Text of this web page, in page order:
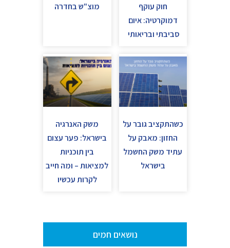
חוק עוקף
דמוקרטיה: איום
סביבתי ובריאותי
מוצ"ש בחדרה
כשהתקציב גובר על
החזון: מאבק על
עתיד משק החשמל
בישראל
משק האנרגיה
בישראל: פער עצום
בין תוכניות
למציאות – ומה חייב
לקרות עכשיו
נושאים חמים